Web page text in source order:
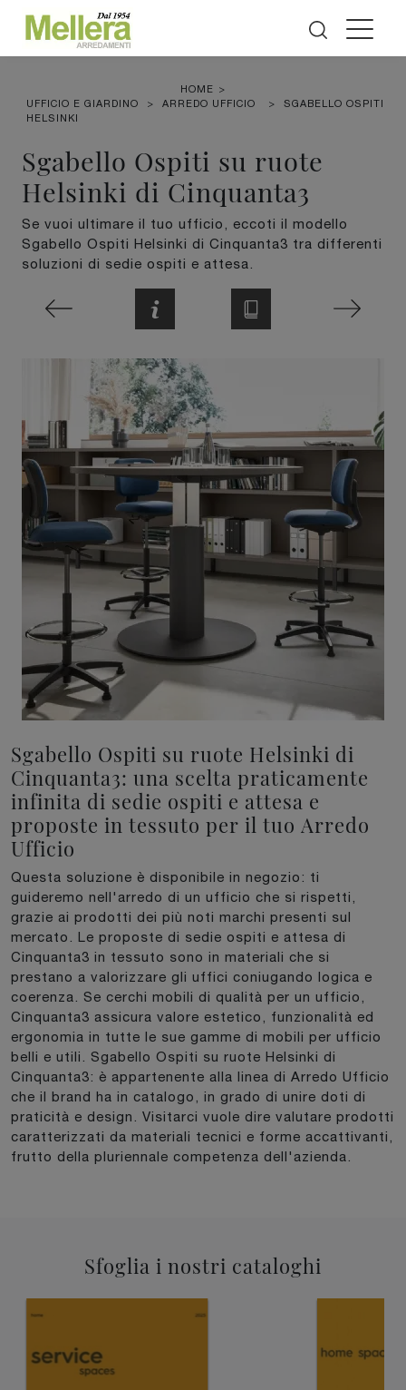
HOME >
UFFICIO E GIARDINO
> ARREDO UFFICIO >
SGABELLO OSPITI
HELSINKI
Sgabello Ospiti su ruote
Helsinki di Cinquanta3
Se vuoi ultimare il tuo ufficio, eccoti il modello
Sgabello Ospiti Helsinki di Cinquanta3 tra differenti
soluzioni di sedie ospiti e attesa.
Sgabello Ospiti su ruote Helsinki di
Cinquanta3: una scelta praticamente
infinita di sedie ospiti e attesa e
proposte in tessuto per il tuo Arredo
Ufficio
Questa soluzione è disponibile in negozio: ti
guideremo nell'arredo di un ufficio che si rispetti,
grazie ai prodotti dei più noti marchi presenti sul
mercato. Le proposte di sedie ospiti e attesa di
Cinquanta3 in tessuto sono in materiali che si
prestano a valorizzare gli uffici coniugando logica e
coerenza. Se cerchi mobili di qualità per un ufficio,
Cinquanta3 assicura valore estetico, funzionalità ed
ergonomia in tutte le sue gamme di mobili per ufficio
belli e utili. Sgabello Ospiti su ruote Helsinki di
Cinquanta3: è appartenente alla linea di Arredo Ufficio
che il brand ha in catalogo, in grado di unire doti di
praticità e design. Visitarci vuole dire valutare prodotti
caratterizzati da materiali tecnici e forme accattivanti,
frutto della pluriennale competenza dell'azienda.
Sfoglia i nostri cataloghi